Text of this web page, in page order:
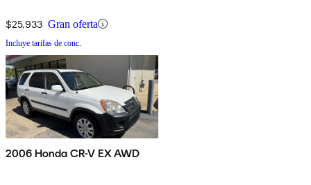
$25,933 Gran oferta
Incluye tarifas de conc.
2006 Honda CR-V EX AWD